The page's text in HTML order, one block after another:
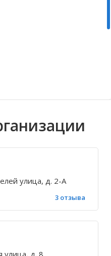
улица, д. 2-А
3 отзыва
улица, д. 8